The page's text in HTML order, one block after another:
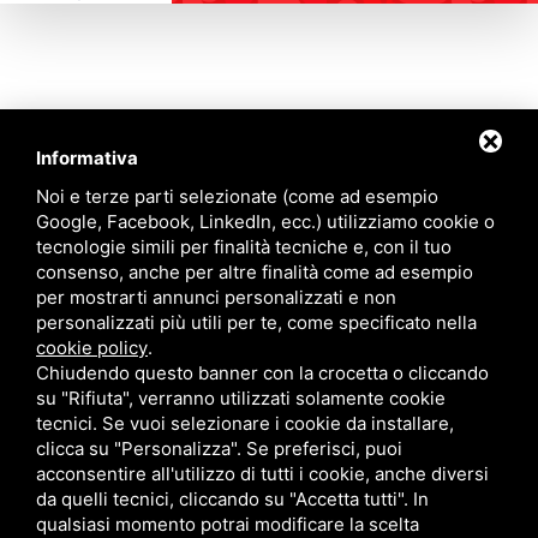
Informativa
Noi e terze parti selezionate (come ad esempio
Google, Facebook, LinkedIn, ecc.) utilizziamo cookie o
tecnologie simili per finalità tecniche e, con il tuo
consenso, anche per altre finalità come ad esempio
per mostrarti annunci personalizzati e non
personalizzati più utili per te, come specificato nella
cookie policy.
Chiudendo questo banner con la crocetta o cliccando
su "Rifiuta", verranno utilizzati solamente cookie
tecnici. Se vuoi selezionare i cookie da installare,
clicca su "Personalizza". Se preferisci, puoi
acconsentire all'utilizzo di tutti i cookie, anche diversi
da quelli tecnici, cliccando su "Accetta tutti". In
qualsiasi momento potrai modificare la scelta
Contattaci
Via Quinto Bucci, 205, 47521 Cesena (FC)
+39 0543 31536
+39 320 6635083
info@amiciziaeamore.it
Links
Chi siamo
Crea il tuo profilo
Franchising
Annunci
Blog
Contatti
Follow Us